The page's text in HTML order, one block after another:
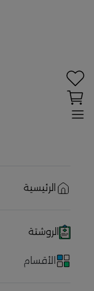
الرئيسية
الروشتة
الأقسام